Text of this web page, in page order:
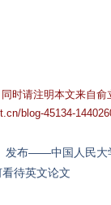
时请注明本文来自俞
blog-45134-
发布——中国人民大
待英文论文